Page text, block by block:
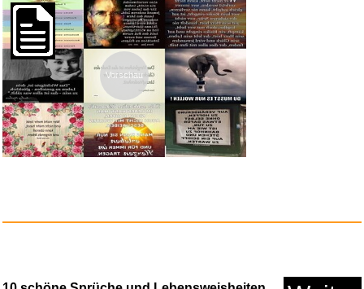
Climax : Apocalypse Pas Now -
Anzeige
Vorschau